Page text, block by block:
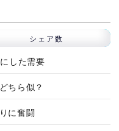
シェア数
した需要
ちら似？
に奮闘